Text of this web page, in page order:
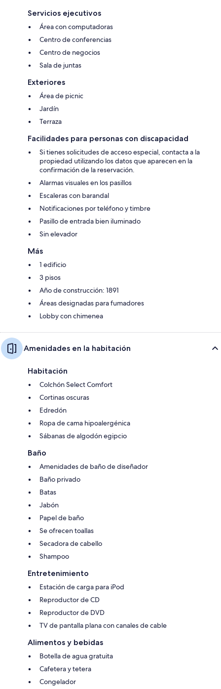
Servicios ejecutivos
Área con computadoras
Centro de conferencias
Centro de negocios
Sala de juntas
Exteriores
Área de picnic
Jardín
Terraza
Facilidades para personas con discapacidad
Si tienes solicitudes de acceso especial, contacta a la
propiedad utilizando los datos que aparecen en la
confirmación de la reservación.
Alarmas visuales en los pasillos
Escaleras con barandal
Notificaciones por teléfono y timbre
Pasillo de entrada bien iluminado
Sin elevador
Más
1 edificio
3 pisos
Año de construcción: 1891
Áreas designadas para fumadores
Lobby con chimenea
Amenidades en la habitación
Habitación
Colchón Select Comfort
Cortinas oscuras
Edredón
Ropa de cama hipoalergénica
Sábanas de algodón egipcio
Baño
Amenidades de baño de diseñador
Baño privado
Batas
Jabón
Papel de baño
Se ofrecen toallas
Secadora de cabello
Shampoo
Entretenimiento
Estación de carga para iPod
Reproductor de CD
Reproductor de DVD
TV de pantalla plana con canales de cable
Alimentos y bebidas
Botella de agua gratuita
Cafetera y tetera
Congelador